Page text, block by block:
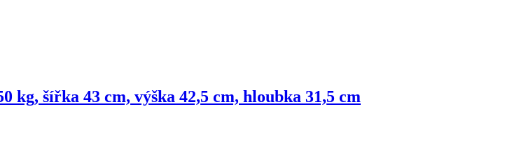
kg, šířka 43 cm, výška 42,5 cm, hloubka 31,5 cm